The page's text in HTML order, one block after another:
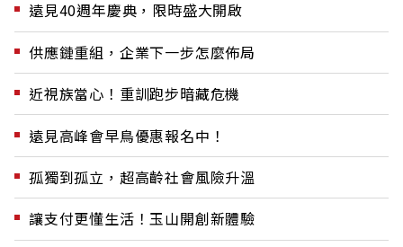
遠見40週年慶典，限時盛大開啟
供應鏈重組，企業下一步怎麼佈局
近視族當心！重訓跑步暗藏危機
遠見高峰會早鳥優惠報名中！
孤獨到孤立，超高齡社會風險升溫
讓支付更懂生活！玉山開創新體驗